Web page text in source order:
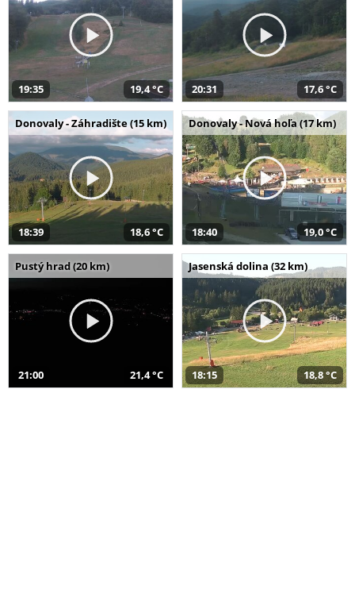
19:35 19,4 °C 20:31 17,6 °C
Donovaly - Záhradište (15 km)
18:39 18,6 °C
Donovaly - Nová hoľa (17 km)
18:40 19,0 °C
Pustý hrad (20 km)
21:00 21,4 °C
Jasenská dolina (32 km)
18:15 18,8 °C